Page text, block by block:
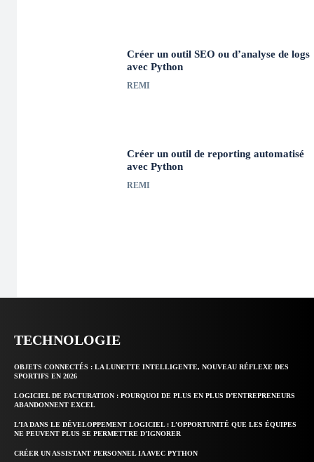
Créer un outil SEO ou d’analyse de logs
avec Python
REMI
Créer un outil de reporting automatisé
avec Python
REMI
TECHNOLOGIE
OBJETS CONNECTÉS : LA LUNETTE INTELLIGENTE, NOUVEAU RÉFLEXE DES
SPORTIFS EN 2026
LOGICIEL DE FACTURATION : POURQUOI DE PLUS EN PLUS D’ENTREPRENEURS
ABANDONNENT EXCEL
L’IA DANS LE DÉVELOPPEMENT LOGICIEL : L’OPPORTUNITÉ QUE LES ÉQUIPES
NE PEUVENT PLUS SE PERMETTRE D’IGNORER
CRÉER UN ASSISTANT PERSONNEL IA AVEC PYTHON